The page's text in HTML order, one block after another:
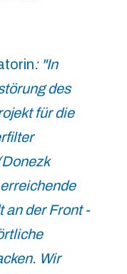
: "In
des
für die
an der Front -
Wir